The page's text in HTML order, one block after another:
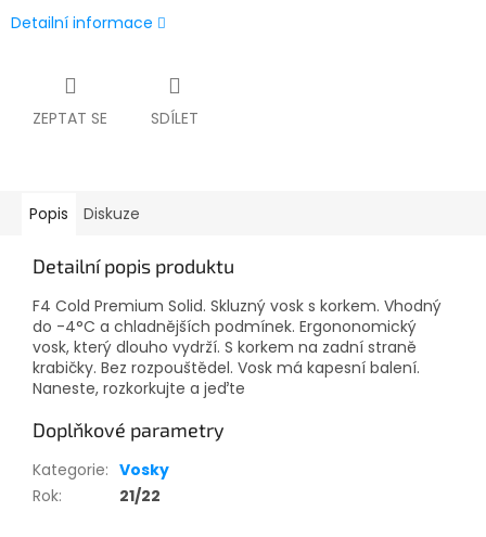
Detailní informace
ZEPTAT SE SDÍLET
Popis Diskuze
Detailní popis produktu
F4 Cold Premium Solid. Skluzný vosk s korkem. Vhodný
do -4°C a chladnějších podmínek. Ergononomický
vosk, který dlouho vydrží. S korkem na zadní straně
krabičky. Bez rozpouštědel. Vosk má kapesní balení.
Naneste, rozkorkujte a jeďte
Doplňkové parametry
Kategorie: Vosky
Rok: 21/22